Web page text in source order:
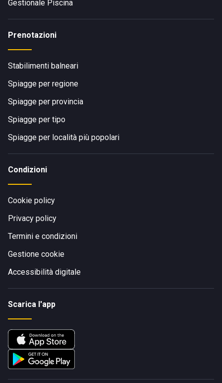
Gestionale Piscina
Prenotazioni
Stabilimenti balneari
Spiagge per regione
Spiagge per provincia
Spiagge per tipo
Spiagge per località più popolari
Condizioni
Cookie policy
Privacy policy
Termini e condizioni
Gestione cookie
Accessibilità digitale
Scarica l'app